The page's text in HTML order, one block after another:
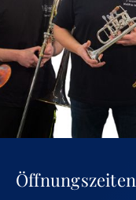
Öffnungszeiten